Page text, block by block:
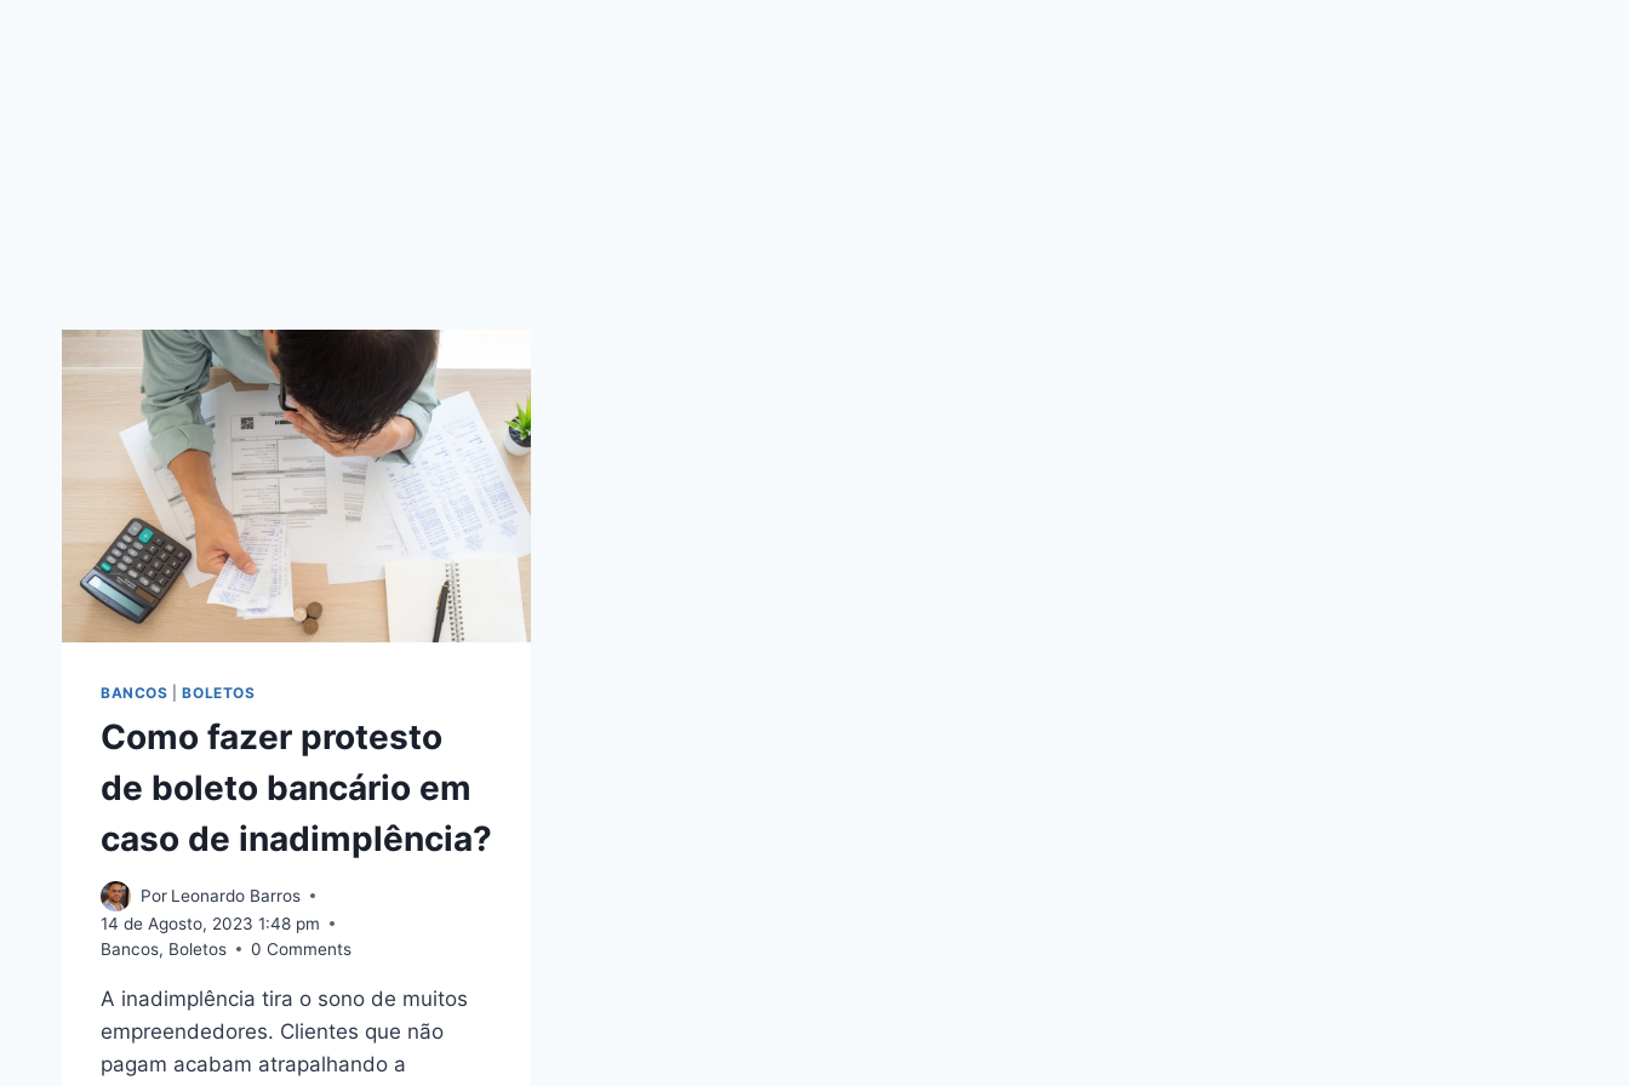
BANCOS |BOLETOS
Como fazer protesto
de boleto bancário em
caso de inadimplência?
Por Leonardo Barros
14 de Agosto, 2023 1:48 pm
Bancos, Boletos 0 Comments
A inadimplência tira o sono de muitos
empreendedores. Clientes que não
pagam acabam atrapalhando a